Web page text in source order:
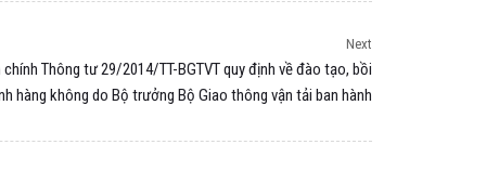
Next
Thông tư 29/2014/TT-BGTVT quy định về đào tạo, bồi
hàng không do Bộ trưởng Bộ Giao thông vận tải ban hành